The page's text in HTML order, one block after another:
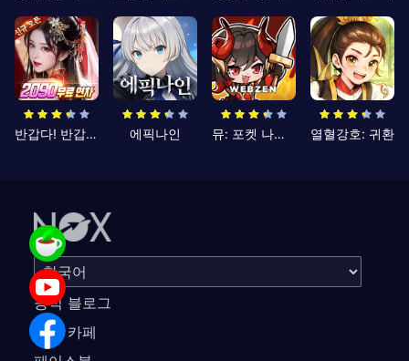
반갑다! 반갑삼국지 에픽나인 뮤: 포켓 나이츠 열혈강호: 귀환
공식 블로그
공식 카페